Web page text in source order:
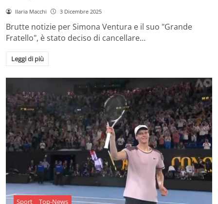
Ilaria Macchi 3 Dicembre 2025
Brutte notizie per Simona Ventura e il suo "Grande
Fratello", è stato deciso di cancellare…
Leggi di più
Sport Top-News